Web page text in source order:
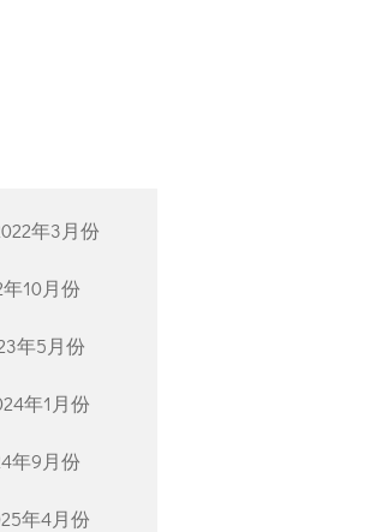
年3月份
10月份
年5月份
年1月份
年9月份
年4月份